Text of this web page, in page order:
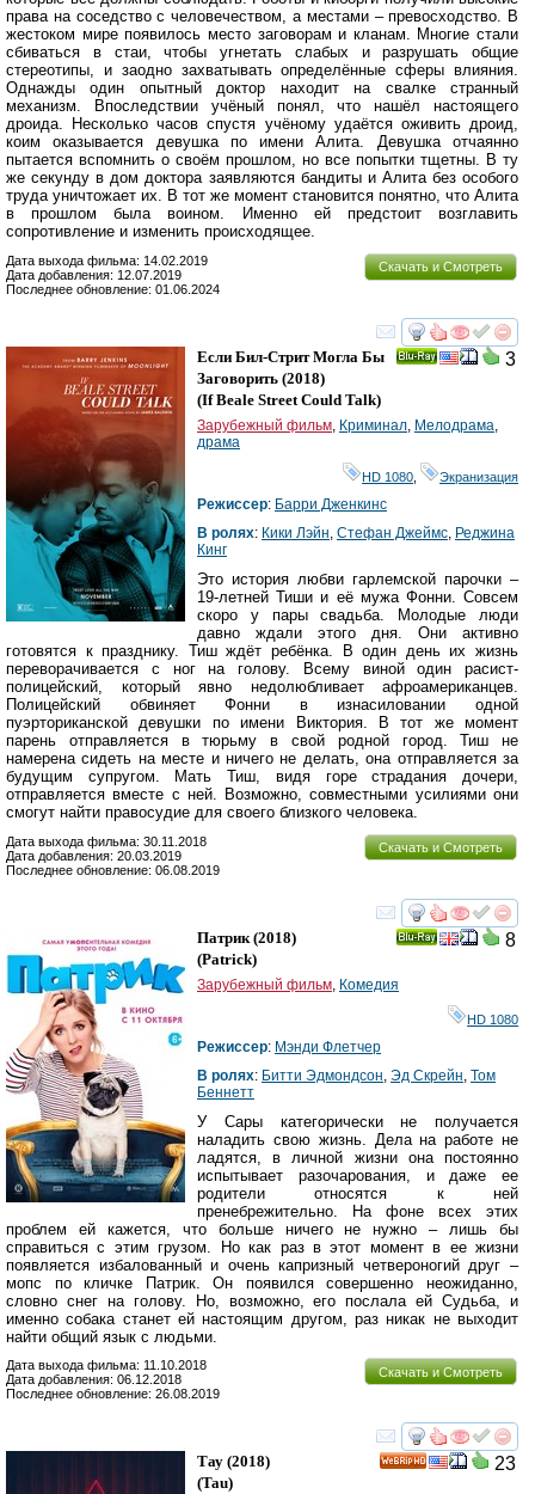
права на соседство с человечеством, а местами – превосходство. В
жестоком мире появилось место заговорам и кланам. Многие стали
сбиваться в стаи, чтобы угнетать слабых и разрушать общие
стереотипы, и заодно захватывать определённые сферы влияния.
Однажды один опытный доктор находит на свалке странный
механизм. Впоследствии учёный понял, что нашёл настоящего
дроида. Несколько часов спустя учёному удаётся оживить дроид,
коим оказывается девушка по имени Алита. Девушка отчаянно
пытается вспомнить о своём прошлом, но все попытки тщетны. В ту
же секунду в дом доктора заявляются бандиты и Алита без особого
труда уничтожает их. В тот же момент становится понятно, что Алита
в прошлом была воином. Именно ей предстоит возглавить
сопротивление и изменить происходящее.
Скачать и Смотреть
Дата выхода фильма: 14.02.2019
Дата добавления: 12.07.2019
Последнее обновление: 01.06.2024
смотреть
3
Если Бил-Стрит Могла Бы
Заговорить (2018)
(If Beale Street Could Talk)
Зарубежный фильм, Криминал, Мелодрама,
драма
HD 1080 Экранизация
Режиссер: Барри Дженкинс
В ролях: Кики Лэйн, Стефан Джеймс, Реджина
Кинг
Это история любви гарлемской парочки –
19-летней Тиши и её мужа Фонни. Совсем
скоро у пары свадьба. Молодые люди
давно ждали этого дня. Они активно
готовятся к празднику. Тиш ждёт ребёнка. В один день их жизнь
переворачивается с ног на голову. Всему виной один расист-
полицейский, который явно недолюбливает афроамериканцев.
Полицейский обвиняет Фонни в изнасиловании одной
пуэрториканской девушки по имени Виктория. В тот же момент
парень отправляется в тюрьму в свой родной город. Тиш не
намерена сидеть на месте и ничего не делать, она отправляется за
будущим супругом. Мать Тиш, видя горе страдания дочери,
отправляется вместе с ней. Возможно, совместными усилиями они
смогут найти правосудие для своего близкого человека.
Скачать и Смотреть
Дата выхода фильма: 30.11.2018
Дата добавления: 20.03.2019
Последнее обновление: 06.08.2019
смотреть
8
Патрик (2018)
(Patrick)
Зарубежный фильм Комедия
HD 1080
Режиссер: Мэнди Флетчер
В ролях: Битти Эдмондсон Эд Скрейн Том
Беннетт
У Сары категорически не получается
наладить свою жизнь. Дела на работе не
ладятся, в личной жизни она постоянно
испытывает разочарования, и даже ее
родители относятся к ней
пренебрежительно. На фоне всех этих
проблем ей кажется, что больше ничего не нужно – лишь бы
справиться с этим грузом. Но как раз в этот момент в ее жизни
появляется избалованный и очень капризный четвероногий друг –
мопс по кличке Патрик. Он появился совершенно неожиданно,
словно снег на голову. Но, возможно, его послала ей Судьба, и
именно собака станет ей настоящим другом, раз никак не выходит
найти общий язык с людьми.
Скачать и Смотреть
Дата выхода фильма: 11.10.2018
Дата добавления: 06.12.2018
Последнее обновление: 26.08.2019
смотреть
23
Тау (2018)
(Tau)